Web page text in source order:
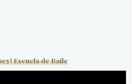
Escuela de Baile